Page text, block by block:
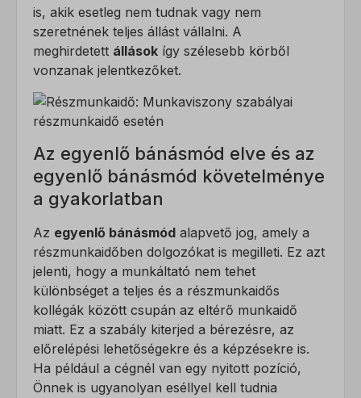
is, akik esetleg nem tudnak vagy nem
szeretnének teljes állást vállalni. A
meghirdetett állások így szélesebb körből
vonzanak jelentkezőket.
Az egyenlő bánásmód elve és az
egyenlő bánásmód követelménye
a gyakorlatban
Az egyenlő bánásmód alapvető jog, amely a
részmunkaidőben dolgozókat is megilleti. Ez azt
jelenti, hogy a munkáltató nem tehet
különbséget a teljes és a részmunkaidős
kollégák között csupán az eltérő munkaidő
miatt. Ez a szabály kiterjed a bérezésre, az
előrelépési lehetőségekre és a képzésekre is.
Ha például a cégnél van egy nyitott pozíció,
Önnek is ugyanolyan eséllyel kell tudnia